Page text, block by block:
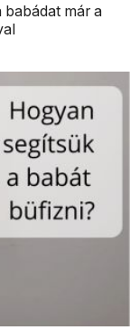
babádat már a